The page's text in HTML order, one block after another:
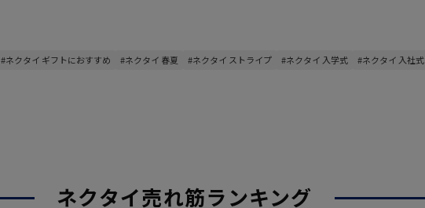
#ネクタイ ギフトにおすすめ #ネクタイ 春夏 #ネクタイ ストライプ #ネクタイ 入学式 #ネクタイ 入社式
ネクタイ売れ筋ランキング